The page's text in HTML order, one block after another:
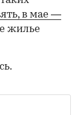
в мае —
жилье